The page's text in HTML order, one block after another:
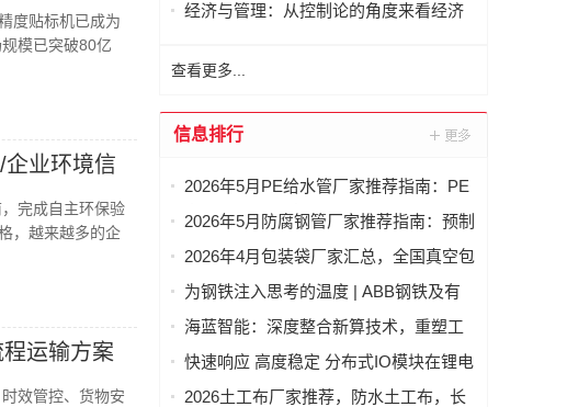
度贴标机已成为
模已突破80亿
业环境信
完成自主环保验
，越来越多的企
运输方案
效管控、货物安
经济与管理：从控制论的角度来看经济
查看更多...
信息排行
2026年5月PE给水管厂家推荐指南：PE
燃气管材，PE燃气管，聚乙烯PE给水管
2026年5月防腐钢管厂家推荐指南：预制
直埋保温钢管，涂塑钢管，保温钢管，
2026年4月包装袋厂家汇总，全国真空包
装袋，密封包装袋，凹版包装袋，相机
南
为钢铁注入思考的温度 | ABB钢铁及有
色金属行业智能制造解决方案专属网页
海蓝智能：深度整合新算技术，重塑工
业读码器服务新标杆
快速响应 高度稳定 分布式IO模块在锂电
池制造的优势揭秘 | 支持Modbus、
2026土工布厂家推荐，防水土工布，长